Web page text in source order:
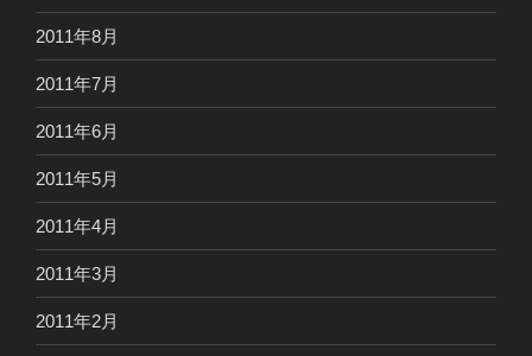
2011年8月
2011年7月
2011年6月
2011年5月
2011年4月
2011年3月
2011年2月